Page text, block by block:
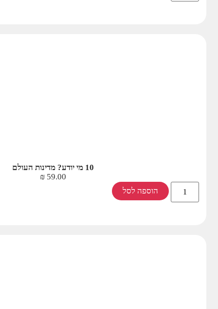
10 מי יודע? מדינות העולם
59.00
₪
הוספה לסל